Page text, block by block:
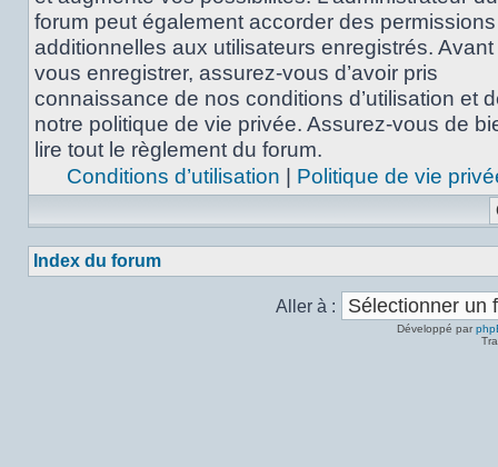
forum peut également accorder des permissions
additionnelles aux utilisateurs enregistrés.
vous enregistrer, assurez-vous d’avoir pris
connaissance de nos conditions d’utilisation et
notre politique de vie privée. Assurez-vous de
lire tout le règlement du forum.
Conditions d’utilisation | Politique de vie
Index du forum
Aller à :
Développé par